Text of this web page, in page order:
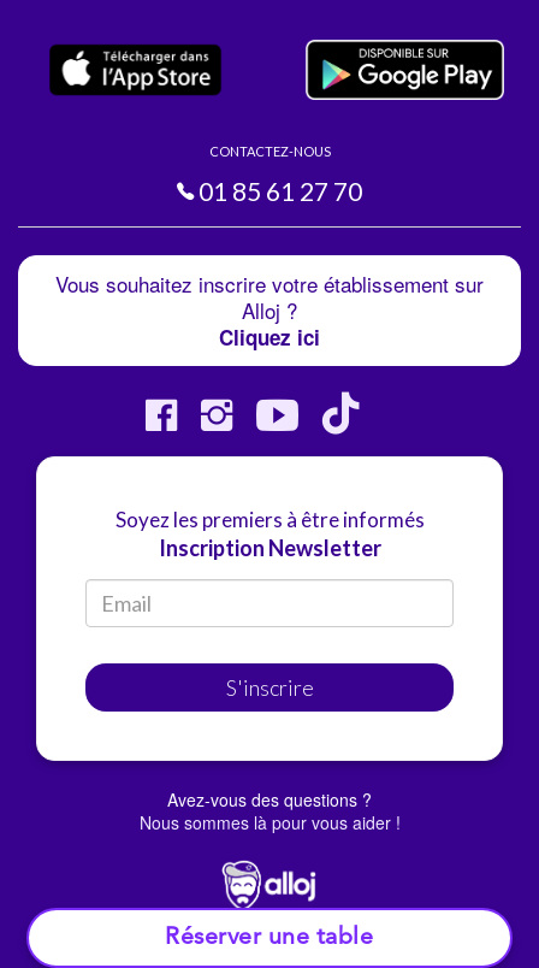
Réserver une table
CONTACTEZ-NOUS
01 85 61 27 70
Vous souhaitez inscrire votre établissement sur
Alloj ?
Cliquez ici
Soyez les premiers à être informés
Inscription Newsletter
S'inscrire
Avez-vous des questions ?
Nous sommes là pour vous aider !
© Alloj.2022 Tous droits réservés